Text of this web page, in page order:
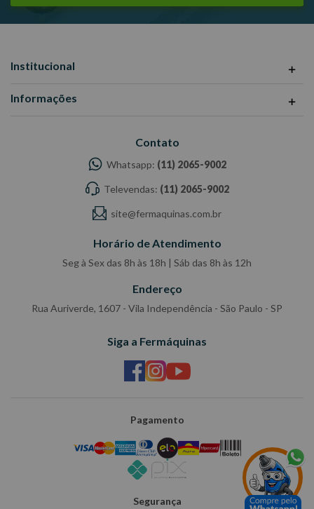
Institucional
Informações
Contato
Whatsapp: (11) 2065-9002
Televendas: (11) 2065-9002
site@fermaquinas.com.br
Horário de Atendimento
Seg à Sex das 8h às 18h | Sáb das 8h às 12h
Endereço
Rua Auriverde, 1607 - Vila Independência - São Paulo - SP
Siga a Fermáquinas
Pagamento
Segurança